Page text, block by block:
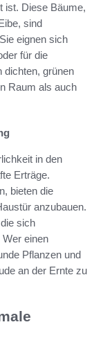
ist. Diese Bäume,
sind
eignen sich
für die
dichten, grünen
Raum als auch
in den
Erträge.
bieten die
anzubauen.
sich
einen
Pflanzen und
an der Ernte zu